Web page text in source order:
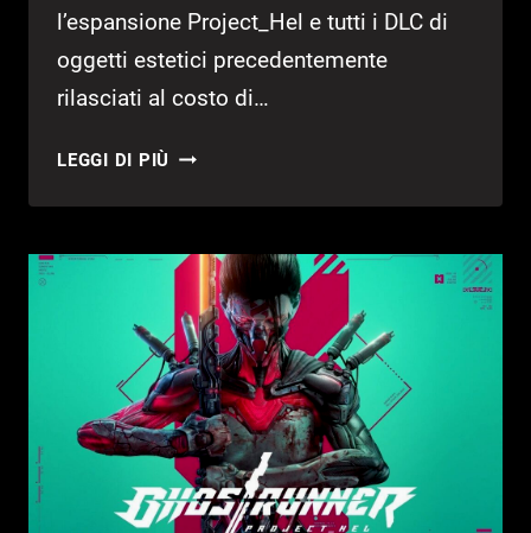
l’espansione Project_Hel e tutti i DLC di
oggetti estetici precedentemente
rilasciati al costo di…
LEGGI DI PIÙ GHOSTRUNNER:
LA
EDITION